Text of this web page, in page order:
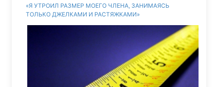
«Я УТРОИЛ РАЗМЕР МОЕГО ЧЛЕНА, ЗАНИМАЯСЬ
ТОЛЬКО ДЖЕЛКАМИ И РАСТЯЖКАМИ»